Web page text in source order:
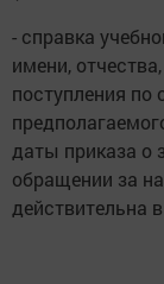
- справка
имени,
поступления по
даты приказа о
обращении за
действительна